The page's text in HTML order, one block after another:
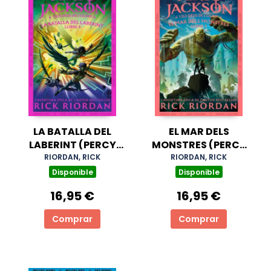
LA BATALLA DEL
LABERINT (PERCY
JACKSON I ELS DÉUS
DE L'OLIMP 4)
RIORDAN, RICK
Disponible
16,95 €
Comprar
EL MAR DELS
MONSTRES (PERCY
JACKSON I ELS DÉUS
DE L'OLIMP 2)
RIORDAN, RICK
Disponible
16,95 €
Comprar